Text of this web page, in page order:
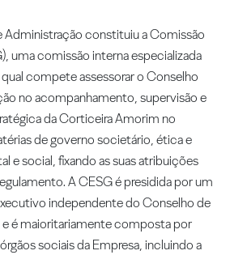
Administração constituiu a Comissão
uma comissão interna especializada
compete assessorar o Conselho
no acompanhamento, supervisão e
da Corticeira Amorim no
de governo societário, ética e
e social, fixando as suas atribuições
A CESG é presidida por um
independente do Conselho de
é maioritariamente composta por
sociais da Empresa, incluindo a